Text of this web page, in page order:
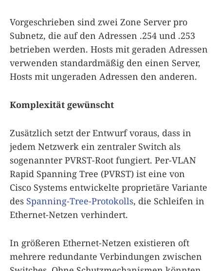
Vorgeschrieben sind zwei Zone Server pro
Subnetz, die auf den Adressen .254 und .253
betrieben werden. Hosts mit geraden Adressen
verwenden standardmäßig den einen Server,
Hosts mit ungeraden Adressen den anderen.
Komplexität gewünscht
Zusätzlich setzt der Entwurf voraus, dass in
jedem Netzwerk ein zentraler Switch als
sogenannter PVRST-Root fungiert. Per-VLAN
Rapid Spanning Tree (PVRST) ist eine von
Cisco Systems entwickelte proprietäre Variante
des Spanning-Tree-Protokolls, die Schleifen in
Ethernet-Netzen verhindert.
In größeren Ethernet-Netzen existieren oft
mehrere redundante Verbindungen zwischen